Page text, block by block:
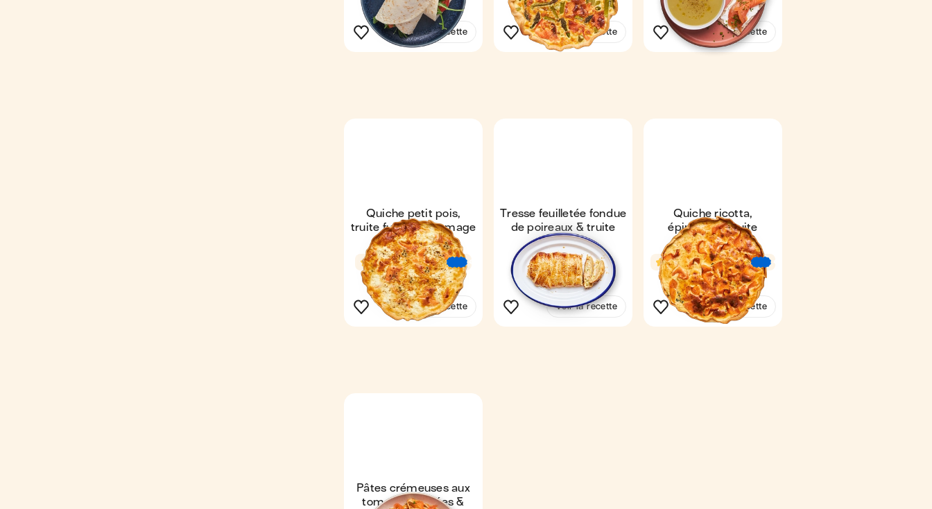
Voir la recette Voir la recette Voir la recette
Quiche petit pois,
truite fumée & fromage
frais
4,4 55 min €
1 quiche 6
Voir la recette
Tresse feuilletée fondue
de poireaux & truite
fumée
Coup de ❤️
4,8
43 min
4
Voir la recette
Quiche ricotta,
épinards & truite
fumée
4,4 1 h 3 min €
1 quiche 6
Voir la recette
Pâtes crémeuses aux
tomates séchées &